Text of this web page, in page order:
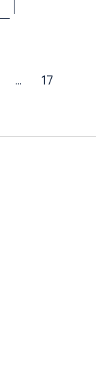
... 17